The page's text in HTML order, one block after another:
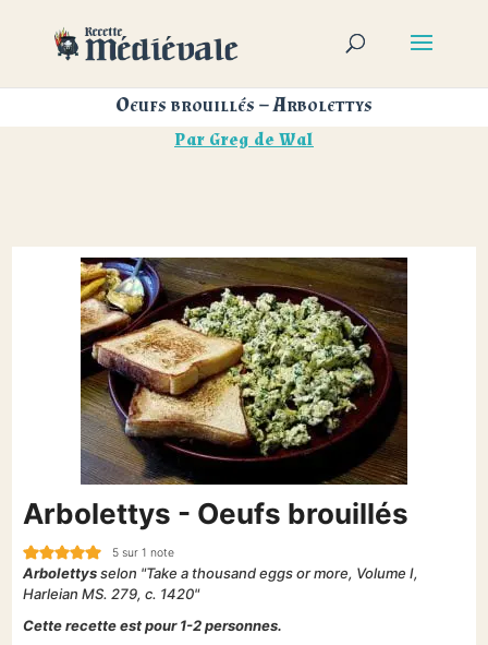
Oeufs brouillés – Arbolettys
Par Greg de Wal
Arbolettys - Oeufs brouillés
5sur 1 note
Arbolettysselon "Take a thousand eggs or more, Volume I,
Harleian MS. 279, c. 1420"
Cette recette est pour 1-2 personnes.